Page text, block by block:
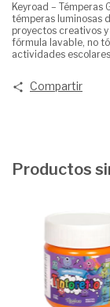
Keyroad – Témperas
témperas luminosas
proyectos creativos
fórmula lavable, no
actividades
Compartir
Productos